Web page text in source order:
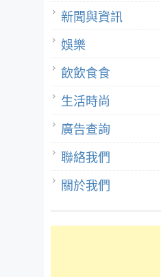
新聞與資訊
娛樂
飲飲食食
生活時尚
廣告查詢
聯絡我們
關於我們